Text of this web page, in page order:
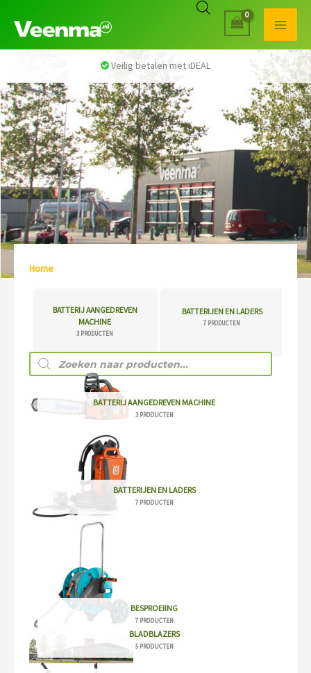
Home
BATTERIJ AANGEDREVEN
MACHINE
3 PRODUCTEN
BATTERIJEN EN LADERS
7 PRODUCTEN
Producten
zoeken
BATTERIJ AANGEDREVEN MACHINE
3 PRODUCTEN
BATTERIJEN EN LADERS
7 PRODUCTEN
BESPROEIING
7 PRODUCTEN
BLADBLAZERS
5 PRODUCTEN
Veilig betalen met iDEAL